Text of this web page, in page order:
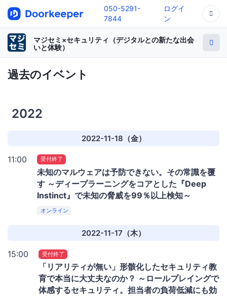
050-5291-
7844
ログイ
ン
マジセミ×セキュリティ（デジタルとの新たな出会
いと体験）
過去のイベント
2022
2022-11-18（金）
11:00 受付終了
未知のマルウェアは予防できない。その常識を覆
す ～ディープラーニングをコアとした『Deep
Instinct』で未知の脅威を99％以上検知～
オンライン
2022-11-17（木）
15:00 受付終了
「リアリティが無い」形骸化したセキュリティ教
育で本当に大丈夫なのか？ ～ロールプレイングで
体感するセキュリティ。担当者の負荷低減にも効